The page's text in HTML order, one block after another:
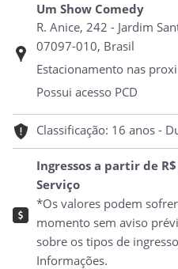
Um Show Comedy
R. Anice, 242 - Jardim
07097-010, Brasil
Estacionamento nas
Possui acesso PCD
Classificação: 16 anos -
Ingressos a partir de
Serviço
*Os valores podem
momento sem aviso
sobre os tipos de
Informações.